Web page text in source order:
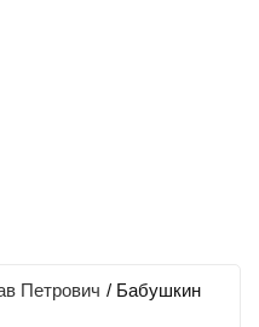
Петрович / Бабушкин